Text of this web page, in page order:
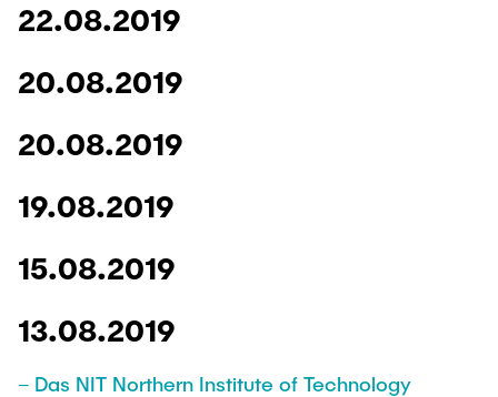
22.08.2019
20.08.2019
20.08.2019
19.08.2019
15.08.2019
13.08.2019
– Das NIT Northern Institute of Technology